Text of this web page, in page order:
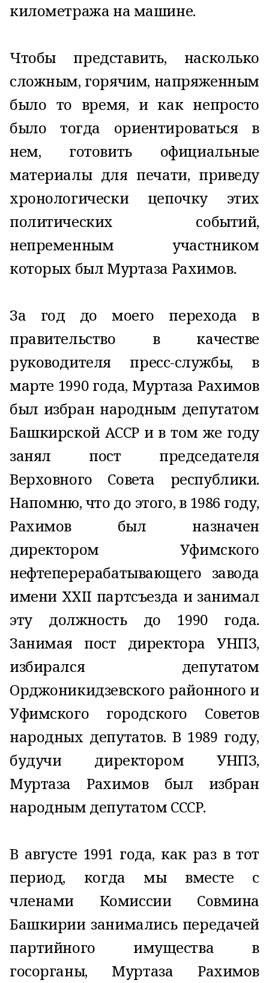
километража на машине.
Чтобы представить, насколько
сложным, горячим, напряженным
было то время, и как непросто
было тогда ориентироваться в
нем, готовить официальные
материалы для печати, приведу
хронологически цепочку этих
политических событий,
непременным участником
которых был Муртаза Рахимов.
За год до моего перехода в
правительство в качестве
руководителя пресс-службы, в
марте 1990 года, Муртаза Рахимов
был избран народным депутатом
Башкирской АССР и в том же году
занял пост председателя
Верховного Совета республики.
Напомню, что до этого, в 1986 году,
Рахимов был назначен
директором Уфимского
нефтеперерабатывающего завода
имени XXII партсъезда и занимал
эту должность до 1990 года.
Занимая пост директора УНПЗ,
избирался депутатом
Орджоникидзевского районного и
Уфимского городского Советов
народных депутатов. В 1989 году,
будучи директором УНПЗ,
Муртаза Рахимов был избран
народным депутатом СССР.
В августе 1991 года, как раз в тот
период, когда мы вместе с
членами Комиссии Совмина
Башкирии занимались передачей
партийного имущества в
госорганы, Муртаза Рахимов